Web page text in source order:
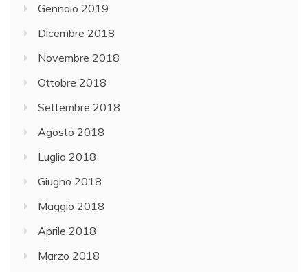
Gennaio 2019
Dicembre 2018
Novembre 2018
Ottobre 2018
Settembre 2018
Agosto 2018
Luglio 2018
Giugno 2018
Maggio 2018
Aprile 2018
Marzo 2018